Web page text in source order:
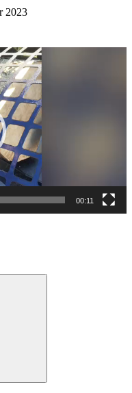
2023
00:11